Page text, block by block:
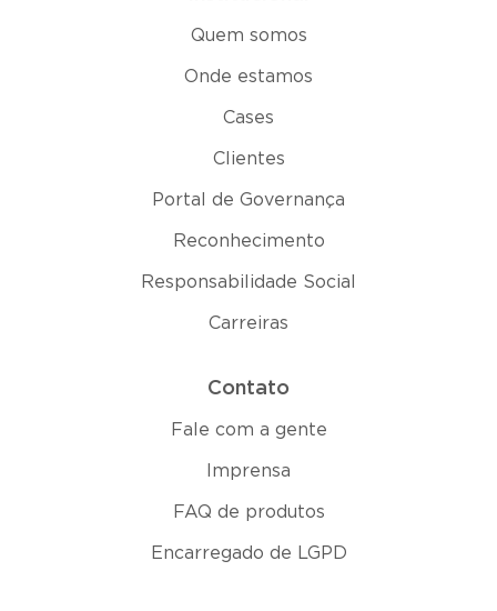
Quem somos
Onde estamos
Cases
Clientes
Portal de Governança
Reconhecimento
Responsabilidade Social
Carreiras
Contato
Fale com a gente
Imprensa
FAQ de produtos
Encarregado de LGPD